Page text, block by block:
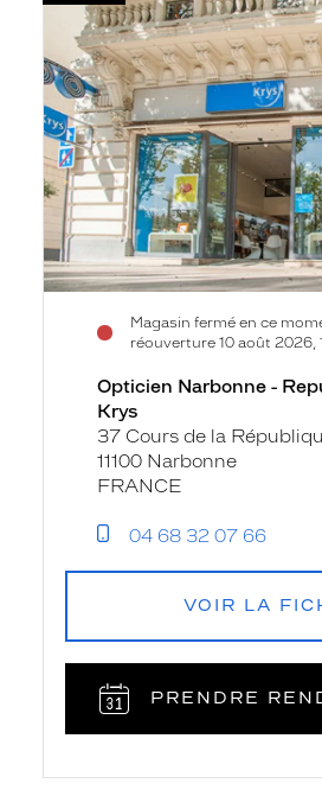
Opticien
Narbonne
-
Republique
-
Krys
Magasin fermé en ce
réouverture 10 août 2026,
Voir
fiche
Opticien Narbonne -
Krys
37 Cours de la
11100 Narbonne
FRANCE
04 68 32 07 66
VOIR LA
PRENDRE